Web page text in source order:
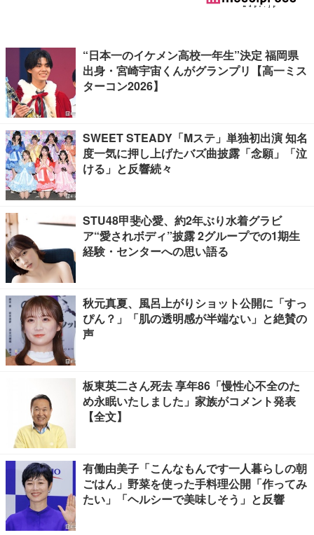
“日本一のイケメン高校一年生”決定 福岡県
出身・宮崎宇宙くんがグランプリ【高一ミス
ターコン2026】
SWEET STEADY「Mステ」単独初出演 知名
度一気に押し上げたバズ曲披露「念願」「泣
ける」と反響続々
STU48甲斐心愛、約2年ぶり水着グラビ
ア“愛されボディ”披露 2グループでの1期生
経験・センターへの思い語る
秋元真夏、風呂上がりショット公開に「すっ
ぴん？」「肌の透明感が半端ない」と絶賛の
声
板東英二さん死去 享年86「慢性心不全のた
め永眠いたしました」家族がコメント発表
【全文】
有働由美子「こんなもんです一人暮らしの朝
ごはん」野菜を使った手料理公開「作ってみ
たい」「ヘルシーで美味しそう」と反響